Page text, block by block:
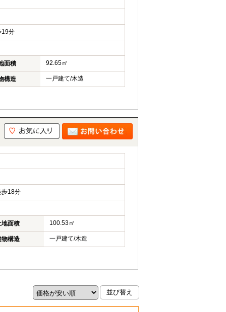
分
面積 92.65㎡
構造 一戸建て/木造
18分
地面積 100.53㎡
物構造 一戸建て/木造